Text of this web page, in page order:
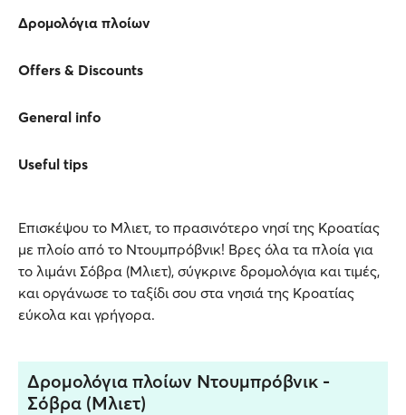
Δρομολόγια πλοίων
Offers & Discounts
General info
Useful tips
Επισκέψου το Μλιετ, το πρασινότερο νησί της Κροατίας
με πλοίο από το Ντουμπρόβνικ! Βρες όλα τα πλοία για
το λιμάνι Σόβρα (Μλιετ), σύγκρινε δρομολόγια και τιμές,
και οργάνωσε το ταξίδι σου στα νησιά της Κροατίας
εύκολα και γρήγορα.
Δρομολόγια πλοίων Ντουμπρόβνικ -
Σόβρα (Μλιετ)